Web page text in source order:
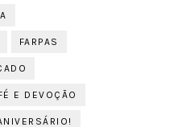
FARPAS
E DEVOÇÃO